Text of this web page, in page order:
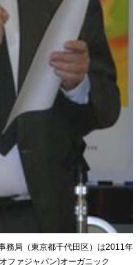
局（東京都千代田区）は2011年
ファジャパン)オーガニック